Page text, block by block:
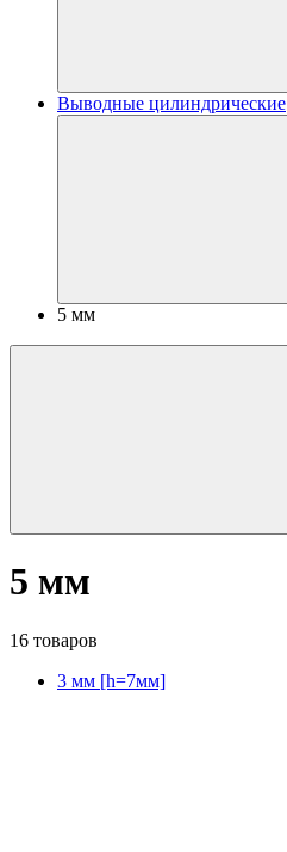
Выводные цилиндрические
5 мм
5 мм
16 товаров
3 мм [h=7мм]